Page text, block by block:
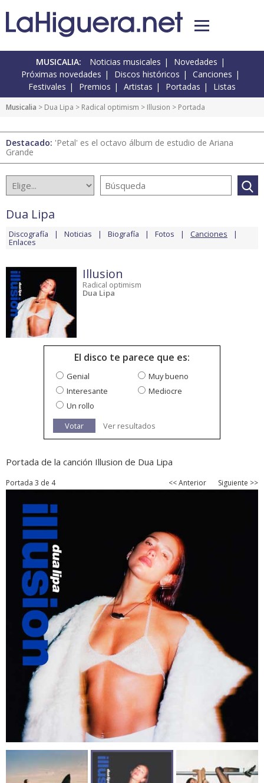
MUSICALIA: Noticias musicales
Novedades
Próximas novedades
Discos históricos
Canciones
Festivales
Premios Artistas Portadas Listas
Musicalia > Dua Lipa > Radical optimism > Illusion > Portada
Destacado: 'Petal' es el octavo álbum de estudio de Ariana
Grande
Dua Lipa
Discografía Noticias Biografía Fotos Canciones
Enlaces
Illusion
Radical optimism
Dua Lipa
El disco te parece que es:
Genial
Muy bueno
Interesante
Mediocre
Un rollo
Votar
Ver resultados
Portada de la canción Illusion de Dua Lipa
Portada 3 de 4 << Anterior Siguiente >>